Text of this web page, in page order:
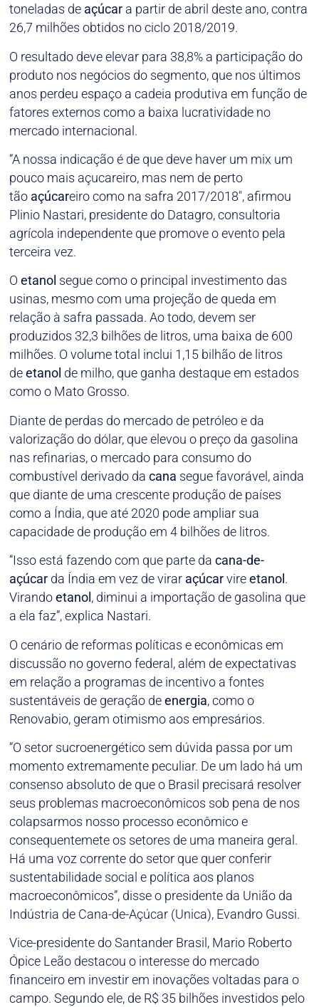
toneladas de açúcar a partir de abril deste ano, contra
26,7 milhões obtidos no ciclo 2018/2019.
O resultado deve elevar para 38,8% a participação do
produto nos negócios do segmento, que nos últimos
anos perdeu espaço a cadeia produtiva em função de
fatores externos como a baixa lucratividade no
mercado internacional.
“A nossa indicação é de que deve haver um mix um
pouco mais açucareiro, mas nem de perto
tão açúcareiro como na safra 2017/2018″, afirmou
Plinio Nastari, presidente do Datagro, consultoria
agrícola independente que promove o evento pela
terceira vez.
Oetanol segue como o principal investimento das
usinas, mesmo com uma projeção de queda em
relação à safra passada. Ao todo, devem ser
produzidos 32,3 bilhões de litros, uma baixa de 600
milhões. O volume total inclui 1,15 bilhão de litros
deetanol de milho, que ganha destaque em estados
como o Mato Grosso.
Diante de perdas do mercado de petróleo e da
valorização do dólar, que elevou o preço da gasolina
nas refinarias, o mercado para consumo do
combustível derivado dacana segue favorável, ainda
que diante de uma crescente produção de países
como a Índia, que até 2020 pode ampliar sua
capacidade de produção em 4 bilhões de litros.
“Isso está fazendo com que parte dacana-de-
açúcar da Índia em vez de virar açúcarvireetanol .
Virandoetanol , diminui a importação de gasolina que
a ela faz”, explica Nastari.
O cenário de reformas políticas e econômicas em
discussão no governo federal, além de expectativas
em relação a programas de incentivo a fontes
sustentáveis de geração deenergia, como o
Renovabio, geram otimismo aos empresários.
“O setor sucroenergético sem dúvida passa por um
momento extremamente peculiar. De um lado há um
consenso absoluto de que o Brasil precisará resolver
seus problemas macroeconômicos sob pena de nos
colapsarmos nosso processo econômico e
consequentemete os setores de uma maneira geral.
Há uma voz corrente do setor que quer conferir
sustentabilidade social e política aos planos
macroeconômicos”, disse o presidente da União da
Indústria de Cana-de-Açúcar (Unica), Evandro Gussi.
Vice-presidente do Santander Brasil, Mario Roberto
Ópice Leão destacou o interesse do mercado
financeiro em investir em inovações voltadas para o
campo. Segundo ele, de R$ 35 bilhões investidos pelo